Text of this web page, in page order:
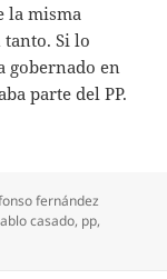
la misma
Si lo
gobernado en
parte del PP.
fernández
casado, pp,